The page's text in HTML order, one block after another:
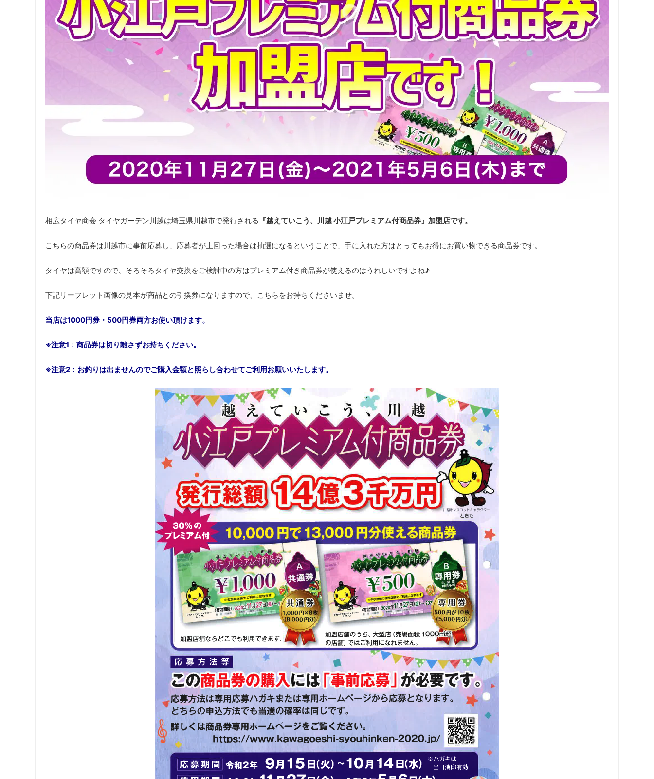
相広タイヤ商会 タイヤガーデン川越は埼玉県川越市で発行される 『越えていこう、川越 小江戸プレミアム付商品券』加盟店です。
こちらの商品券は川越市に事前応募し、応募者が上回った場合は抽選になるということで、手に入れた方はとってもお得にお買い物できる商品券です。
タイヤは高額ですので、そろそろタイヤ交換をご検討中の方はプレミアム付き商品券が使えるのはうれしいですよね♪
下記リーフレット画像の見本が商品との引換券になりますので、こちらをお持ちくださいませ。
当店は1000円券・500円券両方お使い頂けます。
※注意1：商品券は切り離さずお持ちください。
※注意2：お釣りは出ませんのでご購入金額と照らし合わせてご利用お願いいたします。